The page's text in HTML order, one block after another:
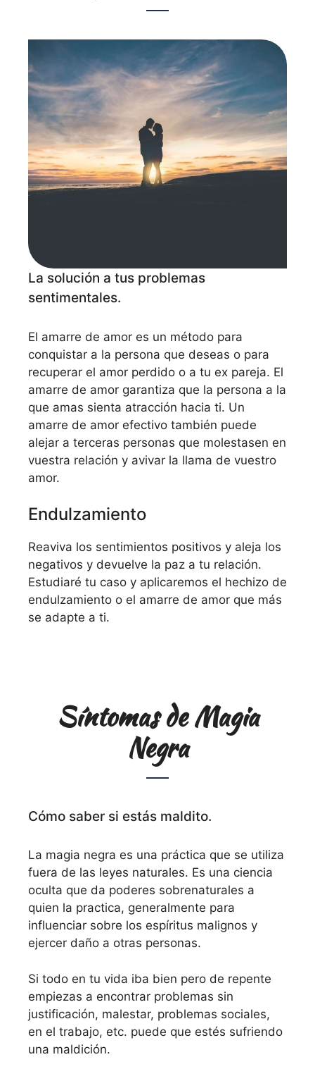
La solución a tus problemas
sentimentales.
El amarre de amor es un método para
conquistar a la persona que deseas o para
recuperar el amor perdido o a tu ex pareja. El
amarre de amor garantiza que la persona a la
que amas sienta atracción hacia ti. Un
amarre de amor efectivo también puede
alejar a terceras personas que molestasen en
vuestra relación y avivar la llama de vuestro
amor.
Endulzamiento
Reaviva los sentimientos positivos y aleja los
negativos y devuelve la paz a tu relación.
Estudiaré tu caso y aplicaremos el hechizo de
endulzamiento o el amarre de amor que más
se adapte a ti.
Síntomas de Magia
Negra
Cómo saber si estás maldito.
La magia negra es una práctica que se utiliza
fuera de las leyes naturales. Es una ciencia
oculta que da poderes sobrenaturales a
quien la practica, generalmente para
influenciar sobre los espíritus malignos y
ejercer daño a otras personas.
Si todo en tu vida iba bien pero de repente
empiezas a encontrar problemas sin
justificación, malestar, problemas sociales,
en el trabajo, etc. puede que estés sufriendo
una maldición.